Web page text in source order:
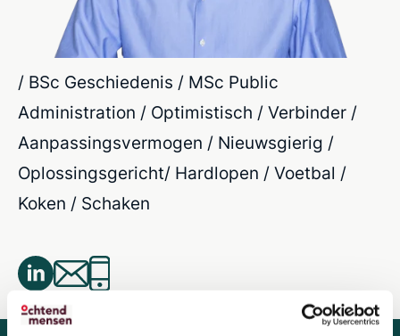
/ BSc Geschiedenis / MSc Public
Administration / Optimistisch / Verbinder /
Aanpassingsvermogen / Nieuwsgierig /
Oplossingsgericht/ Hardlopen / Voetbal /
Koken / Schaken